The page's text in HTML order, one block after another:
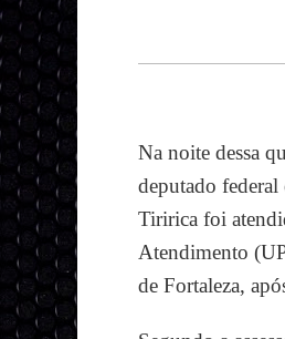
Na noite dessa
deputado federal
Tiririca foi
Atendimento
de Fortaleza,